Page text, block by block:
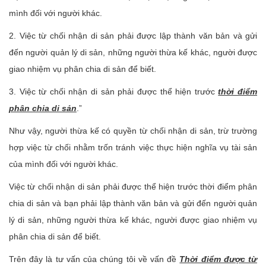
mình đối với người khác.
2. Việc từ chối nhận di sản phải được lập thành văn bản và gửi
đến người quản lý di sản, những người thừa kế khác, người được
giao nhiệm vụ phân chia di sản để biết.
3. Việc từ chối nhận di sản phải được thể hiện trướcthời điểm
phân chia di sản.”
Như vậy, người thừa kế có quyền từ chối nhận di sản, trừ trường
hợp việc từ chối nhằm trốn tránh việc thực hiện nghĩa vụ tài sản
của mình đối với người khác.
Việc từ chối nhận di sản phải được thể hiện trước thời điểm phân
chia di sản và bạn phải lập thành văn bản và gửi đến người quản
lý di sản, những người thừa kế khác, người được giao nhiệm vụ
phân chia di sản để biết.
Trên đây là tư vấn của chúng tôi về vấn đề Thời điểm được từ